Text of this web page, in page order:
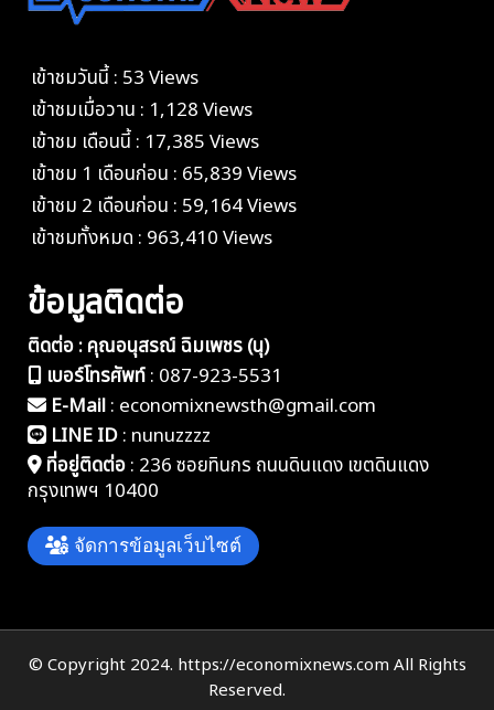
เข้าชมวันนี้ : 53 Views
เข้าชมเมื่อวาน : 1,128 Views
เข้าชม เดือนนี้ : 17,385 Views
เข้าชม 1 เดือนก่อน : 65,839 Views
เข้าชม 2 เดือนก่อน : 59,164 Views
เข้าชมทั้งหมด : 963,410 Views
ข้อมูลติดต่อ
ติดต่อ : คุณอนุสรณ์ ฉิมเพชร (นุ)
เบอร์โทรศัพท์: 087-923-5531
E-Mail: economixnewsth@gmail.com
LINE ID: nunuzzzz
ที่อยู่ติดต่อ: 236 ซอยทินกร ถนนดินแดง เขตดินแดง
กรุงเทพฯ 10400
จัดการข้อมูลเว็บไซต์
© Copyright 2024. https://economixnews.com All Rights
Reserved.